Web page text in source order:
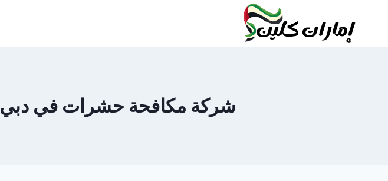
شركة مكافحة حشرات في دبي 0553690604 – ضمان 100%